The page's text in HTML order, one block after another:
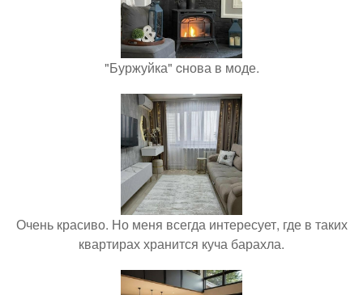
"Буржуйка" cнова в моде.
Очень красиво. Но меня всегда интересует, где в таких
квартирах хранится куча барахла.